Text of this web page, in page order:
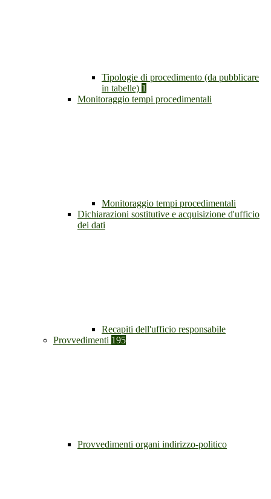
Tipologie di procedimento (da pubblicare
in tabelle) 1
Monitoraggio tempi procedimentali
Monitoraggio tempi procedimentali
Dichiarazioni sostitutive e acquisizione d'ufficio
dei dati
Recapiti dell'ufficio responsabile
Provvedimenti 195
Provvedimenti organi indirizzo-politico